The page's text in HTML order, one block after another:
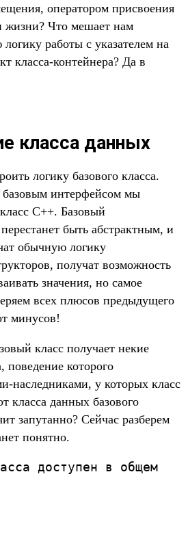
оператором присвоения
жизни? Что мешает нам
работы с указателем на
класса-контейнера? Да в
класса данных
логику базового класса.
интерфейсом мы
C++. Базовый
быть абстрактным, и
обычную логику
получат возможность
значения, но самое
всех плюсов предыдущего
минусов!
класс получает некие
поведение которого
наследниками, у которых класс
класса данных базового
запутанно? Сейчас разберем
понятно.
доступен в общем